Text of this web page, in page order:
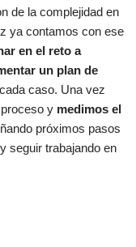
de la complejidad en
ya contamos con ese
en el reto a
un plan de
caso. Una vez
y medimos el
próximos pasos
seguir trabajando en